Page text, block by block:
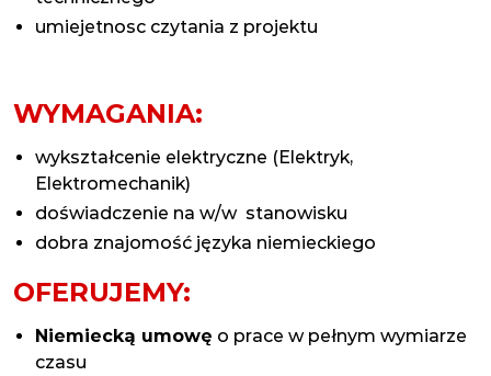
umiejetnosc czytania z projektu
WYMAGANIA:
wykształcenie elektryczne (Elektryk,
Elektromechanik)
doświadczenie na w/w stanowisku
dobra znajomość języka niemieckiego
OFERUJEMY:
Niemiecką umowę o prace w pełnym wymiarze
czasu